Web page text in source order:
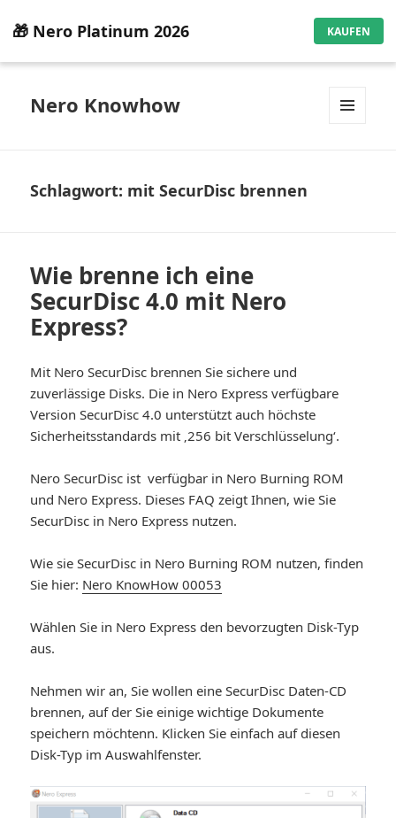
🎁 Nero Platinum 2026 KAUFEN
Nero Knowhow
Schlagwort: mit SecurDisc brennen
Wie brenne ich eine
SecurDisc 4.0 mit Nero
Express?
Mit Nero SecurDisc brennen Sie sichere und
zuverlässige Disks. Die in Nero Express verfügbare
Version SecurDisc 4.0 unterstützt auch höchste
Sicherheitsstandards mit ‚256 bit Verschlüsselung‘.
Nero SecurDisc ist verfügbar in Nero Burning ROM
und Nero Express. Dieses FAQ zeigt Ihnen, wie Sie
SecurDisc in Nero Express nutzen.
Wie sie SecurDisc in Nero Burning ROM nutzen, finden
Sie hier: Nero KnowHow 00053
Wählen Sie in Nero Express den bevorzugten Disk-Typ
aus.
Nehmen wir an, Sie wollen eine SecurDisc Daten-CD
brennen, auf der Sie einige wichtige Dokumente
speichern möchtenn. Klicken Sie einfach auf diesen
Disk-Typ im Auswahlfenster.